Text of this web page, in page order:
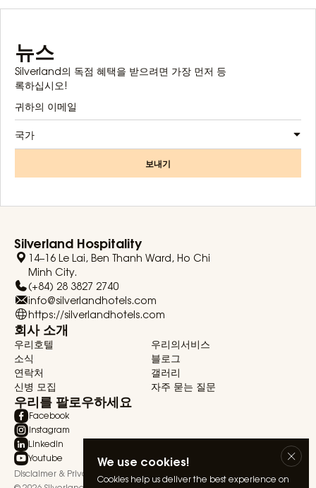
We use cookies!
Cookies help us deliver the best experience on
뉴스
Silverland의 독점 혜택을 받으려면 가장 먼저 등
록하십시오!
국가
보내기
Silverland Hospitality
14–16 Le Lai, Ben Thanh Ward, Ho Chi
Minh City.
(+84) 28 3827 2740
info@silverlandhotels.com
https://silverlandhotels.com
회사 소개
우리호텔
우리의서비스
소식
블로그
연락처
갤러리
신병 모집
자주 묻는 질문
우리를 팔로우하세요
Facebook
Instagram
Linkedin
Youtube
Disclaimer & Privacy Statement
Terms & Conditions